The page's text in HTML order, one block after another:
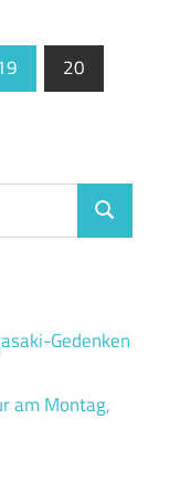
20
Search
Gedenken
am Montag,